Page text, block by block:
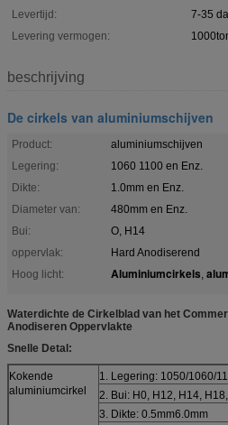
Levertijd:
7-35
Levering vermogen:
beschrijving
De cirkels van aluminiumschijven
Product:
aluminiumschijven
Legering:
1060 1100 en Enz.
Dikte:
1.0mm en Enz.
Diameter van:
480mm en Enz.
Bui:
O, H14
oppervlak:
Hard Anodiserend
Hoog licht:
Aluminiumcirkels,
Waterdichte de Cirkelblad van het
Anodiseren Oppervlakte
Snelle Detal:
Kokende
aluminiumcirkel
1. Legering: 1050/1060/
2. Bui: H0, H12, H14,
3. Dikte: 0.5mm6.0mm